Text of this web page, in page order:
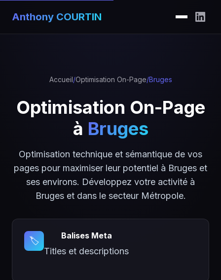
Anthony COURTIN
Accueil/Optimisation On-Page/Bruges
Optimisation On-Page
à Bruges
Optimisation technique et sémantique de vos
pages pour maximiser leur potentiel à Bruges et
ses environs. Développez votre activité à
Bruges et dans le secteur Métropole.
🏷️ Balises Meta
Titles et descriptions